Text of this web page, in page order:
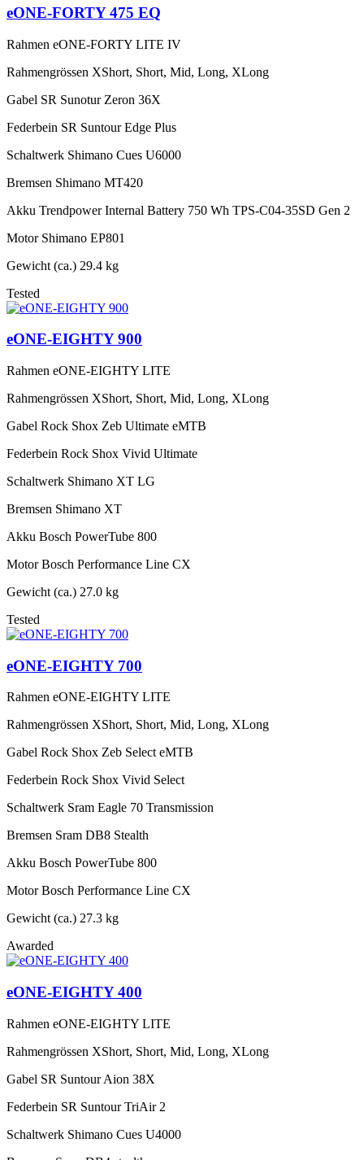
eONE-FORTY 475 EQ
Rahmen eONE-FORTY LITE IV
Rahmengrössen XShort, Short, Mid, Long, XLong
Gabel SR Sunotur Zeron 36X
Federbein SR Suntour Edge Plus
Schaltwerk Shimano Cues U6000
Bremsen Shimano MT420
Akku Trendpower Internal Battery 750 Wh TPS-C04-35SD Gen 2
Motor Shimano EP801
Gewicht (ca.) 29.4 kg
Tested
eONE-EIGHTY 900
Rahmen eONE-EIGHTY LITE
Rahmengrössen XShort, Short, Mid, Long, XLong
Gabel Rock Shox Zeb Ultimate eMTB
Federbein Rock Shox Vivid Ultimate
Schaltwerk Shimano XT LG
Bremsen Shimano XT
Akku Bosch PowerTube 800
Motor Bosch Performance Line CX
Gewicht (ca.) 27.0 kg
Tested
eONE-EIGHTY 700
Rahmen eONE-EIGHTY LITE
Rahmengrössen XShort, Short, Mid, Long, XLong
Gabel Rock Shox Zeb Select eMTB
Federbein Rock Shox Vivid Select
Schaltwerk Sram Eagle 70 Transmission
Bremsen Sram DB8 Stealth
Akku Bosch PowerTube 800
Motor Bosch Performance Line CX
Gewicht (ca.) 27.3 kg
Awarded
eONE-EIGHTY 400
Rahmen eONE-EIGHTY LITE
Rahmengrössen XShort, Short, Mid, Long, XLong
Gabel SR Suntour Aion 38X
Federbein SR Suntour TriAir 2
Schaltwerk Shimano Cues U4000